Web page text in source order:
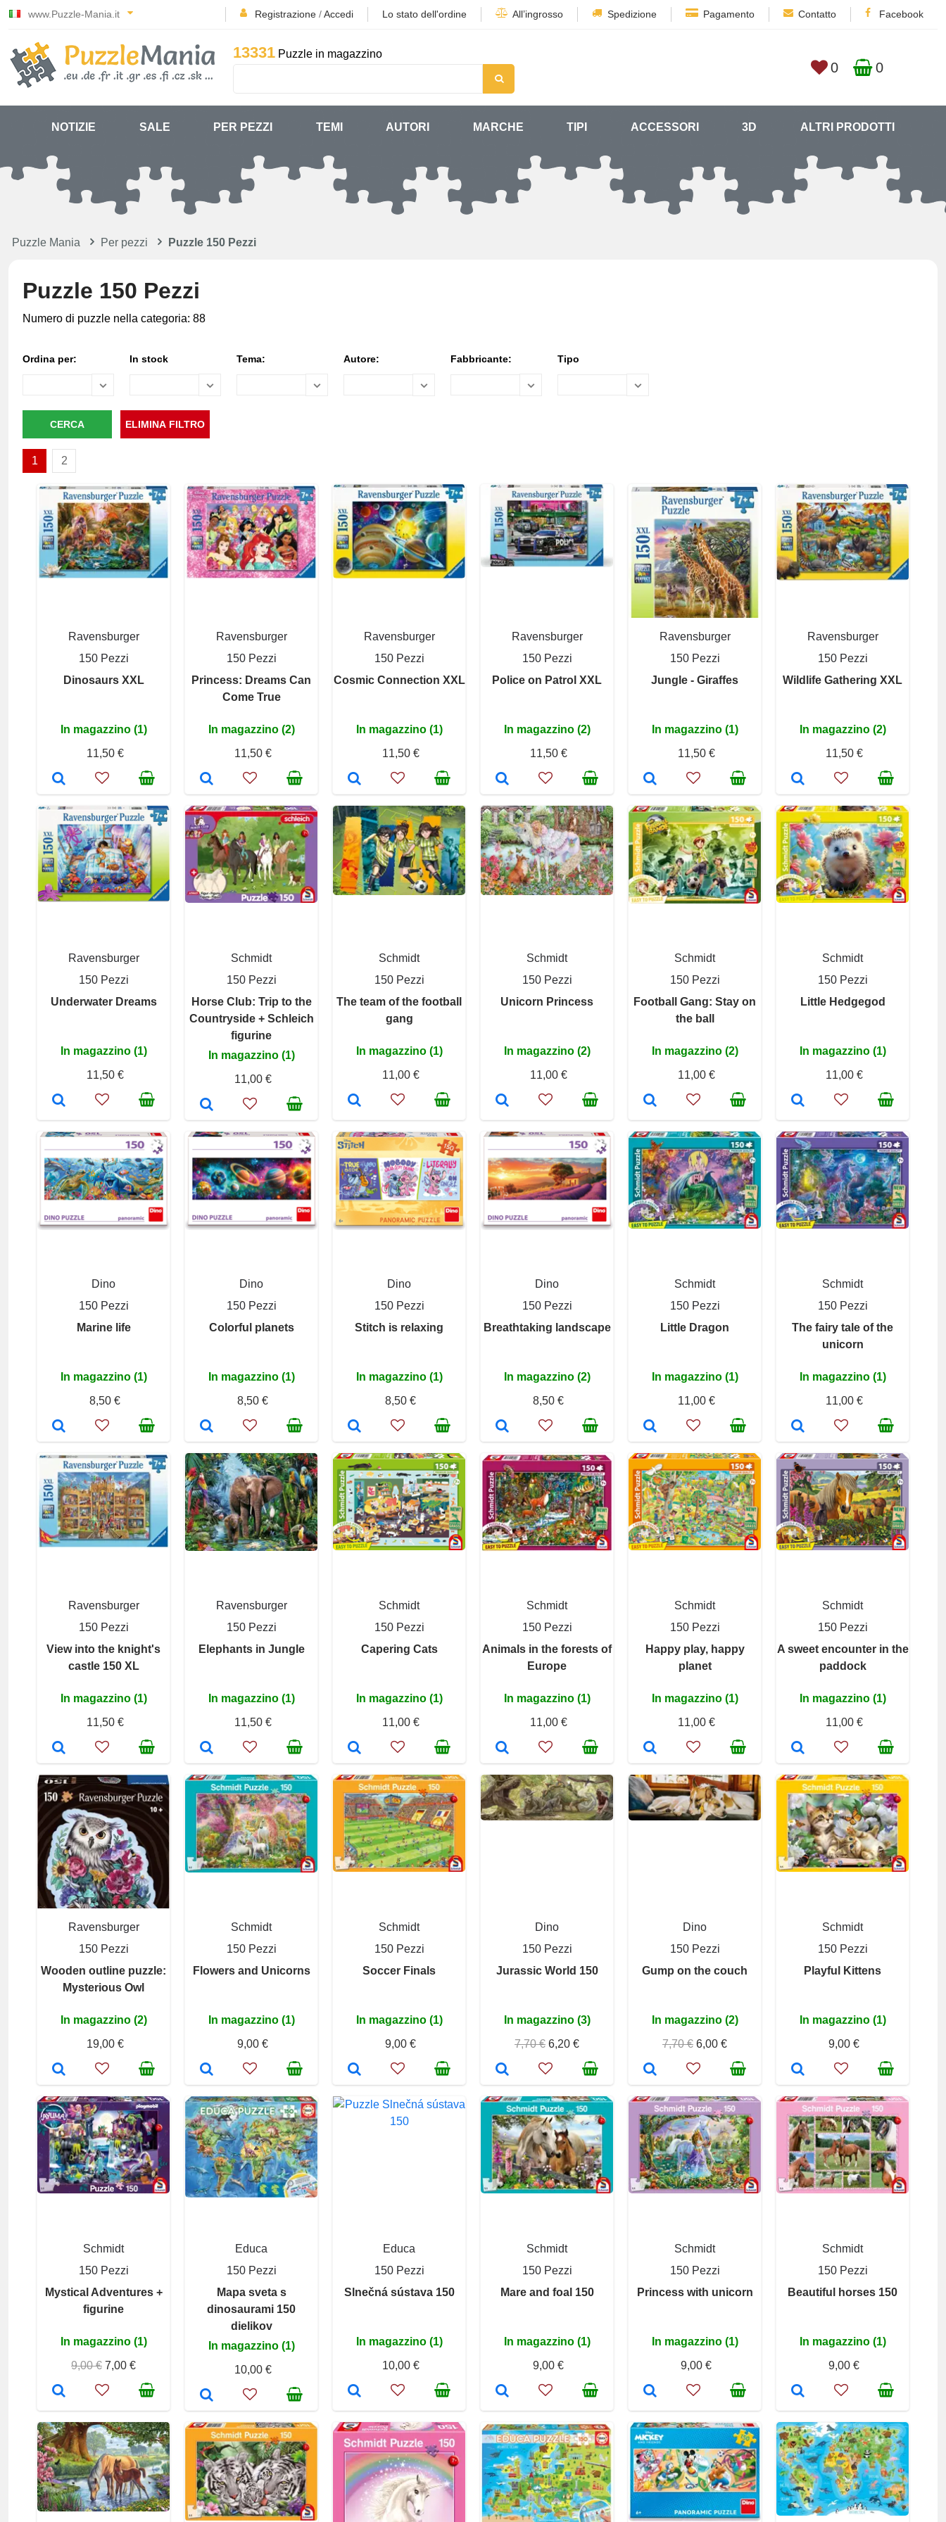
www.Puzzle-Mania.it Registrazione /Accedi Lo stato dell'ordine All’ingrosso Spedizione Pagamento Contatto Facebook
13331 Puzzle in magazzino
0 0
NOTIZIE SALE PER PEZZI TEMI AUTORI MARCHE TIPI ACCESSORI 3D ALTRI PRODOTTI
Puzzle Mania Per pezzi Puzzle 150 Pezzi
Puzzle 150 Pezzi
Numero di puzzle nella categoria: 88
Ordina per: In stock Tema: Autore: Fabbricante: Tipo
1 2
Ravensburger
150 Pezzi
Dinosaurs XXL
In magazzino (1)
11,50 €
Ravensburger
150 Pezzi
Princess: Dreams Can
Come True
In magazzino (2)
11,50 €
Ravensburger
150 Pezzi
Cosmic Connection XXL
In magazzino (1)
11,50 €
Ravensburger
150 Pezzi
Police on Patrol XXL
In magazzino (2)
11,50 €
Ravensburger
150 Pezzi
Jungle - Giraffes
In magazzino (1)
11,50 €
Ravensburger
150 Pezzi
Wildlife Gathering XXL
In magazzino (2)
11,50 €
Ravensburger
150 Pezzi
Underwater Dreams
In magazzino (1)
11,50 €
Schmidt
150 Pezzi
Horse Club: Trip to the
Countryside + Schleich
figurine
In magazzino (1)
11,00 €
Schmidt
150 Pezzi
The team of the football
gang
In magazzino (1)
11,00 €
Schmidt
150 Pezzi
Unicorn Princess
In magazzino (2)
11,00 €
Schmidt
150 Pezzi
Football Gang: Stay on
the ball
In magazzino (2)
11,00 €
Schmidt
150 Pezzi
Little Hedgegod
In magazzino (1)
11,00 €
Dino
150 Pezzi
Marine life
In magazzino (1)
8,50 €
Dino
150 Pezzi
Colorful planets
In magazzino (1)
8,50 €
Dino
150 Pezzi
Stitch is relaxing
In magazzino (1)
8,50 €
Dino
150 Pezzi
Breathtaking landscape
In magazzino (2)
8,50 €
Schmidt
150 Pezzi
Little Dragon
In magazzino (1)
11,00 €
Schmidt
150 Pezzi
The fairy tale of the
unicorn
In magazzino (1)
11,00 €
Ravensburger
150 Pezzi
View into the knight's
castle 150 XL
In magazzino (1)
11,50 €
Ravensburger
150 Pezzi
Elephants in Jungle
In magazzino (1)
11,50 €
Schmidt
150 Pezzi
Capering Cats
In magazzino (1)
11,00 €
Schmidt
150 Pezzi
Animals in the forests of
Europe
In magazzino (1)
11,00 €
Schmidt
150 Pezzi
Happy play, happy
planet
In magazzino (1)
11,00 €
Schmidt
150 Pezzi
A sweet encounter in the
paddock
In magazzino (1)
11,00 €
Ravensburger
150 Pezzi
Wooden outline puzzle:
Mysterious Owl
In magazzino (2)
19,00 €
Schmidt
150 Pezzi
Flowers and Unicorns
In magazzino (1)
9,00 €
Schmidt
150 Pezzi
Soccer Finals
In magazzino (1)
9,00 €
Dino
150 Pezzi
Jurassic World 150
In magazzino (3)
7,70 € 6,20 €
Dino
150 Pezzi
Gump on the couch
In magazzino (2)
7,70 € 6,00 €
Schmidt
150 Pezzi
Playful Kittens
In magazzino (1)
9,00 €
Schmidt
150 Pezzi
Mystical Adventures +
figurine
In magazzino (1)
9,00 € 7,00 €
Educa
150 Pezzi
Mapa sveta s
dinosaurami 150
dielikov
In magazzino (1)
10,00 €
Educa
150 Pezzi
Slnečná sústava 150
In magazzino (1)
10,00 €
Schmidt
150 Pezzi
Mare and foal 150
In magazzino (1)
9,00 €
Schmidt
150 Pezzi
Princess with unicorn
In magazzino (1)
9,00 €
Schmidt
150 Pezzi
Beautiful horses 150
In magazzino (1)
9,00 €